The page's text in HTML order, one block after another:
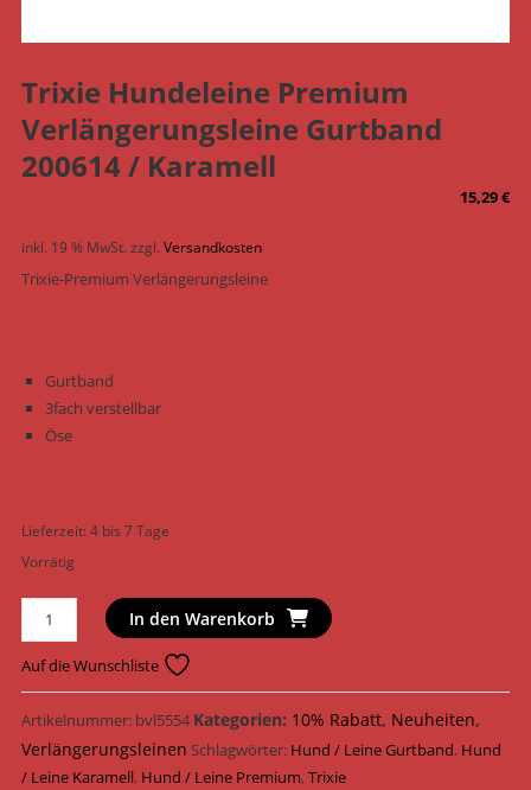
Trixie Hundeleine Premium
Verlängerungsleine Gurtband
200614 / Karamell
15,29€
inkl. 19 % MwSt. zzgl. Versandkosten
Trixie-Premium Verlängerungsleine
Gurtband
3fach verstellbar
Öse
Lieferzeit:4 bis 7 Tage
Vorrätig
Trixie
Hundeleine
Premium
Verlängerungsleine
Gurtband
200614
/
In den Warenkorb
Auf die Wunschliste
Artikelnummer: bvl5554 Kategorien: 10% Rabatt, Neuheiten,
Verlängerungsleinen Schlagwörter: Hund / Leine Gurtband, Hund
/ Leine Karamell, Hund / Leine Premium,Trixie